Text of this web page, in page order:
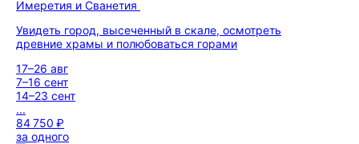
Имеретия и Сванетия
Увидеть город, высеченный в скале, осмотреть
древние храмы и полюбоваться горами
17–26 авг
7–16 сент
14–23 сент
...
84 750 ₽
за одного